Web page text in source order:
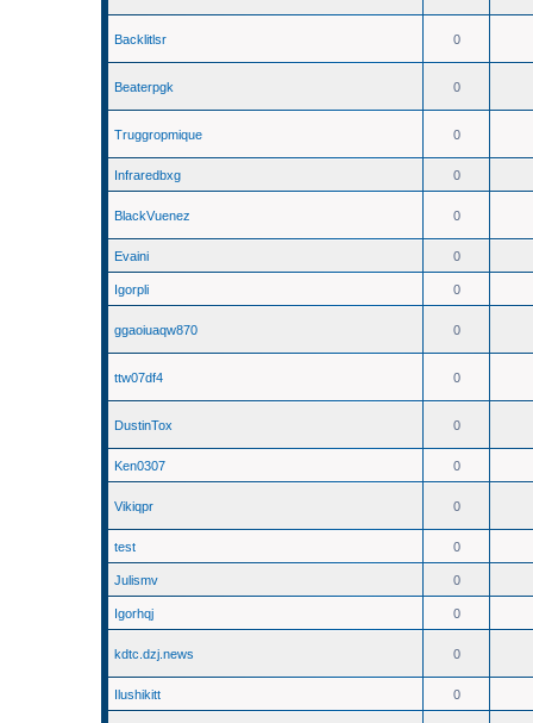
Backlitlsr 0
Beaterpgk 0
Truggropmique 0
Infraredbxg 0
BlackVuenez 0
Evaini 0
Igorpli 0
ggaoiuaqw870 0
ttw07df4 0
DustinTox 0
Ken0307 0
Vikiqpr 0
test 0
Julismv 0
Igorhqj 0
kdtc.dzj.news 0
Ilushikitt 0